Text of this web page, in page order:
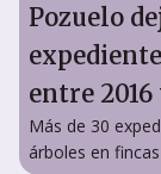
Pozuelo
entre 2016
Más de 30
árboles en